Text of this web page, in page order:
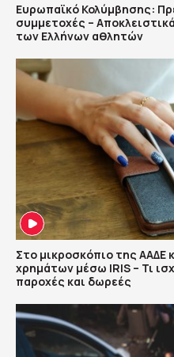
Ευρωπαϊκό Κολύμβησης:
συμμετοχές –
των Ελλήνων αθλητών
Στο μικροσκόπιο της ΑΑΔΕ
χρημάτων μέσω IRIS – Τι
παροχές και δωρεές